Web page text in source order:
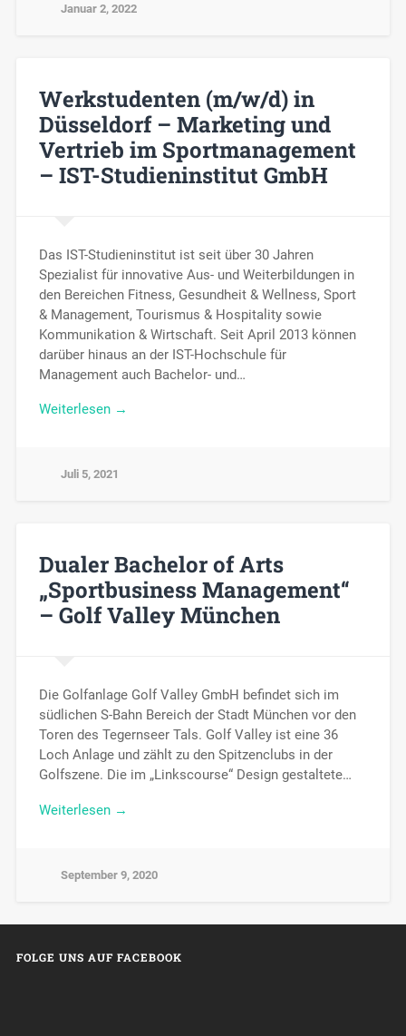
Januar 2, 2022
Werkstudenten (m/w/d) in
Düsseldorf – Marketing und
Vertrieb im Sportmanagement
– IST-Studieninstitut GmbH
Das IST-Studieninstitut ist seit über 30 Jahren
Spezialist für innovative Aus- und Weiterbildungen in
den Bereichen Fitness, Gesundheit & Wellness, Sport
& Management, Tourismus & Hospitality sowie
Kommunikation & Wirtschaft. Seit April 2013 können
darüber hinaus an der IST-Hochschule für
Management auch Bachelor- und…
Weiterlesen →
Juli 5, 2021
Dualer Bachelor of Arts
„Sportbusiness Management“
– Golf Valley München
Die Golfanlage Golf Valley GmbH befindet sich im
südlichen S-Bahn Bereich der Stadt München vor den
Toren des Tegernseer Tals. Golf Valley ist eine 36
Loch Anlage und zählt zu den Spitzenclubs in der
Golfszene. Die im „Linkscourse“ Design gestaltete…
Weiterlesen →
September 9, 2020
FOLGE UNS AUF FACEBOOK